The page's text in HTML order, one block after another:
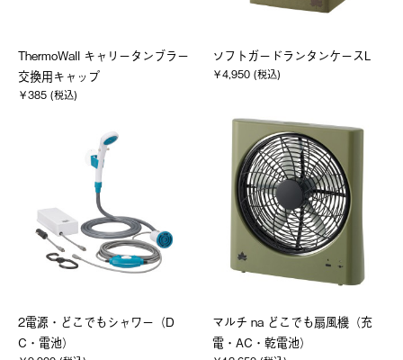
ThermoWall キャリータンブラー
交換用キャップ
￥385 (税込)
ソフトガードランタンケースL
￥4,950 (税込)
2電源・どこでもシャワー（D
C・電池）
マルチ na どこでも扇風機（充
電・AC・乾電池）